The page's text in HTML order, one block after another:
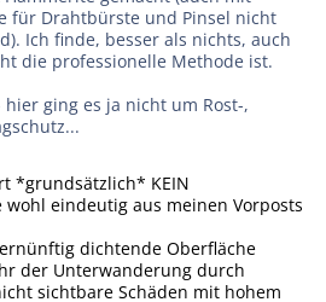
für Drahtbürste und Pinsel nicht
Ich finde, besser als nichts, auch
die professionelle Methode ist.
ging es ja nicht um Rost-,
*grundsätzlich* KEIN
wohl eindeutig aus meinen Vorposts
dichtende Oberfläche
der Unterwanderung durch
sichtbare Schäden mit hohem